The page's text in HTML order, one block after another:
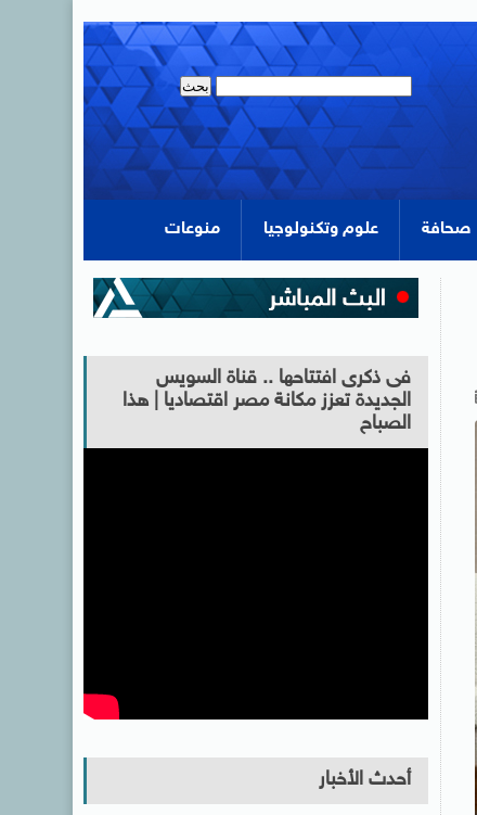
صحافة علوم وتكنولوجيا منوعات
فى ذكرى افتتاحها .. قناة السويس
الجديدة تعزز مكانة مصر اقتصاديا | هذا
الصباح
أحدث الأخبار